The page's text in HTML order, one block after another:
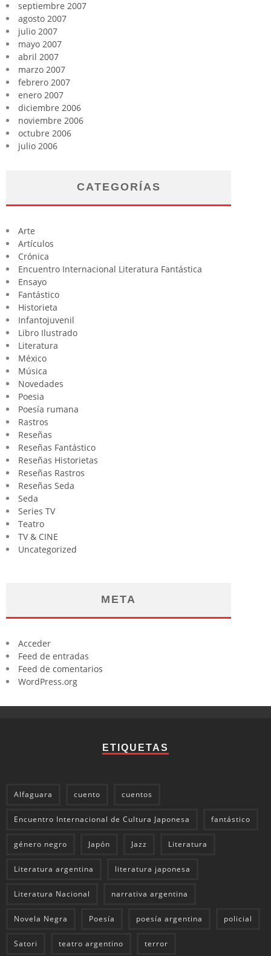
septiembre 2007
agosto 2007
julio 2007
mayo 2007
abril 2007
marzo 2007
febrero 2007
enero 2007
diciembre 2006
noviembre 2006
octubre 2006
julio 2006
CATEGORÍAS
Arte
Artículos
Crónica
Encuentro Internacional Literatura Fantástica
Ensayo
Fantástico
Historieta
Infantojuvenil
Libro Ilustrado
Literatura
México
Música
Novedades
Poesia
Poesía rumana
Rastros
Reseñas
Reseñas Fantástico
Reseñas Historietas
Reseñas Rastros
Reseñas Seda
Seda
Series TV
Teatro
TV & CINE
Uncategorized
META
Acceder
Feed de entradas
Feed de comentarios
WordPress.org
ETIQUETAS
Alfaguara cuento cuentos
Encuentro Internacional de Cultura Japonesa fantástico
género negro Japón Jazz Literatura
Literatura argentina literatura japonesa
Literatura Nacional narrativa argentina
Novela Negra Poesía poesía argentina policial
Satori teatro argentino terror